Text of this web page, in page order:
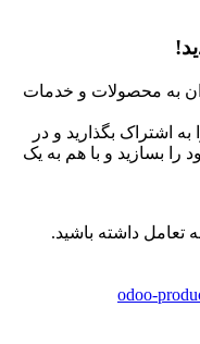
به محصولات و خدمات
به اشتراک بگذارید و در
را بسازید و با هم به یک
تعامل داشته باشید.
odoo-